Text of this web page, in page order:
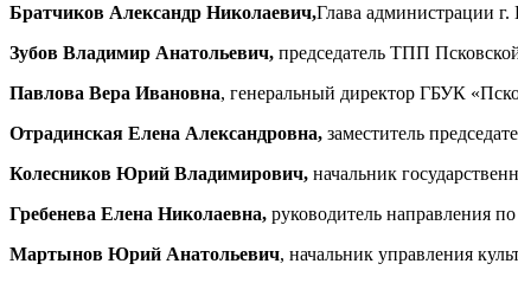
Братчиков Александр Николаевич,Глава администрации г.
Зубов Владимир Анатольевич, председатель ТПП
Павлова Вера Ивановна, генеральный директор ГБУК
Отрадинская Елена Александровна, заместитель
Колесников Юрий Владимирович, начальник
Гребенева Елена Николаевна, руководитель направления
Мартынов Юрий Анатольевич, начальник управления